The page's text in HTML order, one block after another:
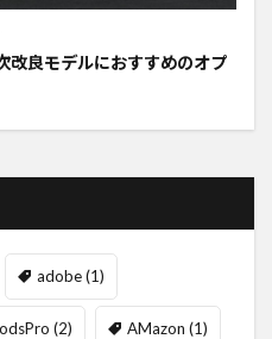
改良モデルにおすすめのオプ
adobe(1)
(2) AMazon (1)